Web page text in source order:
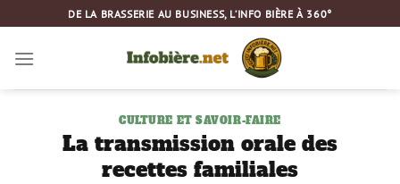
au
contenu
DE LA BRASSERIE AU BUSINESS, L’INFO BIÈRE À 360°
CULTURE ET SAVOIR-FAIRE
La transmission orale des
recettes familiales